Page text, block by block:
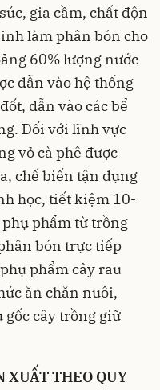
gia cầm, chất độn
làm phân bón cho
60% lượng nước
dẫn vào hệ thống
dẫn vào các bể
Đối với lĩnh vực
vỏ cà phê được
chế biến tận dụng
học, tiết kiệm 10-
phẩm từ trồng
bón trực tiếp
phẩm cây rau
ăn chăn nuôi,
gốc cây trồng giữ
XUẤT THEO QUY